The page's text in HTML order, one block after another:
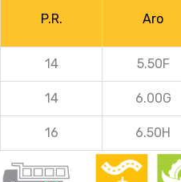
P.R. Aro
14 5.50F
14 6.00G
16 6.50H